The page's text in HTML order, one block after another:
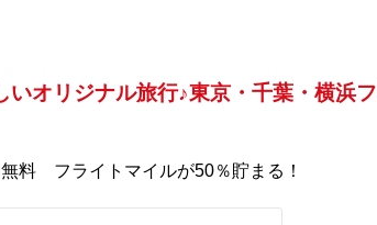
いオリジナル旅行♪東京・千葉・横
料 フライトマイルが50％貯まる！